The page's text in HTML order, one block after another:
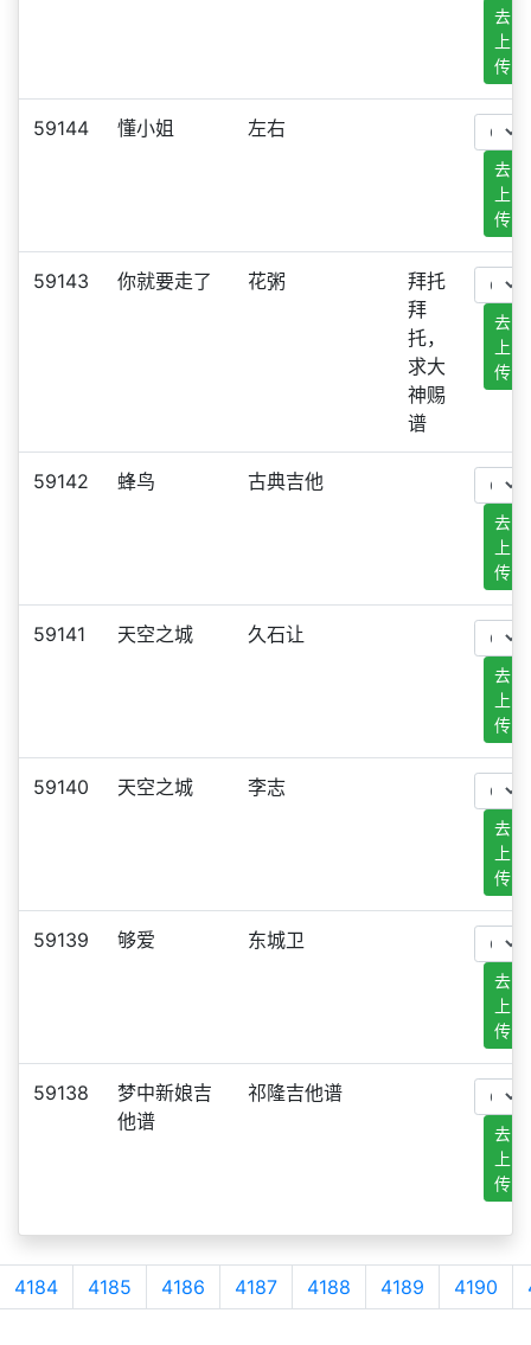
去
上
传
59144 懂小姐 左右
去
上
传
59143 你就要走了 花粥
拜托
拜
托，
求大
神赐
谱
去
上
传
59142 蜂鸟 古典吉他
去
上
传
59141 天空之城 久石让
去
上
传
59140 天空之城 李志
去
上
传
59139 够爱 东城卫
去
上
传
59138
梦中新娘吉
他谱
祁隆吉他谱
去
上
传
4184 4185 4186 4187 4188 4189 4190